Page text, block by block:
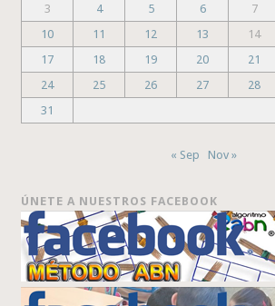
3
4 5 6 7
10
11 12 13 14
17
18 19 20 21
24
25 26 27 28
31
« Sep Nov »
ÚNETE A NUESTROS FACEBOOK